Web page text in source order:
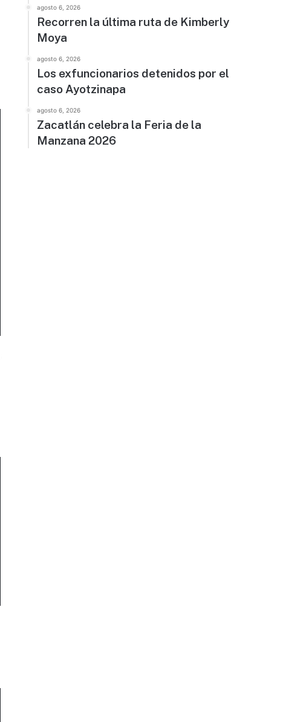
agosto 6, 2026
Recorren la última ruta de Kimberly
Moya
agosto 6, 2026
Los exfuncionarios detenidos por el
caso Ayotzinapa
agosto 6, 2026
Zacatlán celebra la Feria de la
Manzana 2026